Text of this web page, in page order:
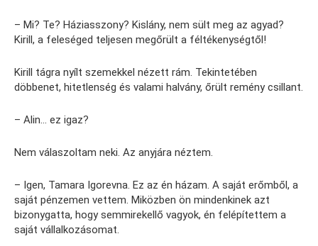
– Mi? Te? Háziasszony? Kislány, nem sült meg az agyad?
Kirill, a feleséged teljesen megőrült a féltékenységtől!
Kirill tágra nyílt szemekkel nézett rám. Tekintetében
döbbenet, hitetlenség és valami halvány, őrült remény csillant.
– Alin… ez igaz?
Nem válaszoltam neki. Az anyjára néztem.
– Igen, Tamara Igorevna. Ez az én házam. A saját erőmből, a
saját pénzemen vettem. Miközben ön mindenkinek azt
bizonygatta, hogy semmirekellő vagyok, én felépítettem a
saját vállalkozásomat.